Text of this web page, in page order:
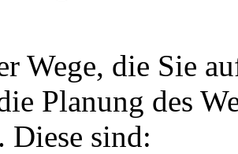
Wege, die Sie
Planung des
Diese sind: